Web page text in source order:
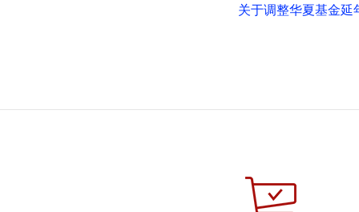
关于调整华夏基金延